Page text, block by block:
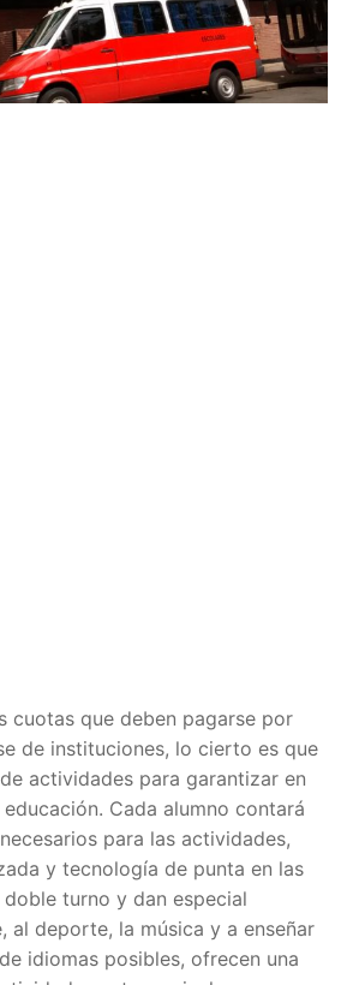
cuotas que deben pagarse por
de instituciones, lo cierto es que
actividades para garantizar en
Cada alumno contará
para las actividades,
y tecnología de punta en las
doble turno y dan especial
al deporte, la música y a enseñar
idiomas posibles, ofrecen una